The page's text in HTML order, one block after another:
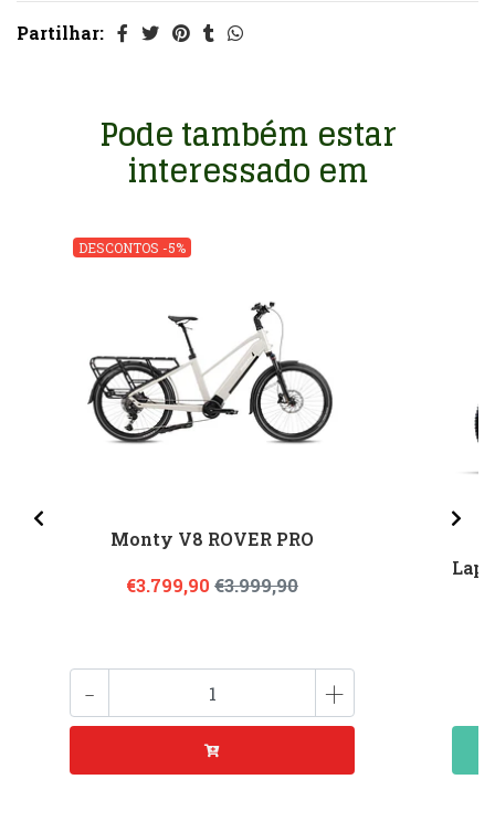
Partilhar:
Pode também estar
interessado em
DESCONTOS -5%
Monty V8 ROVER PRO
€3.799,90 €3.999,90
- +